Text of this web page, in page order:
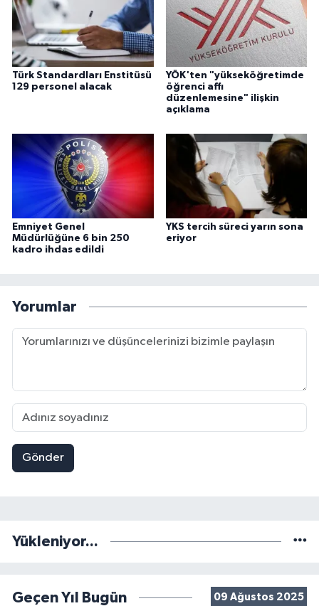
Türk Standardları Enstitüsü
129 personel alacak
YÖK'ten "yükseköğretimde
öğrenci affı
düzenlemesine" ilişkin
açıklama
Emniyet Genel
Müdürlüğüne 6 bin 250
kadro ihdas edildi
YKS tercih süreci yarın sona
eriyor
Yorumlar
Gönder
Yükleniyor...
Geçen Yıl Bugün 09 Ağustos 2025